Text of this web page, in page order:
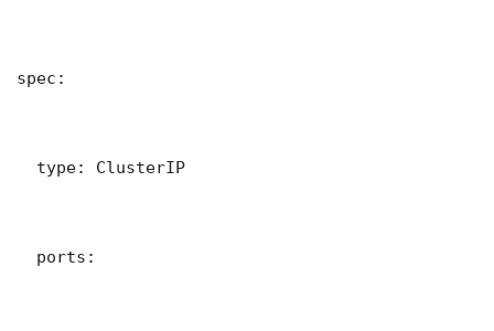
spec:
  type: ClusterIP
  ports: